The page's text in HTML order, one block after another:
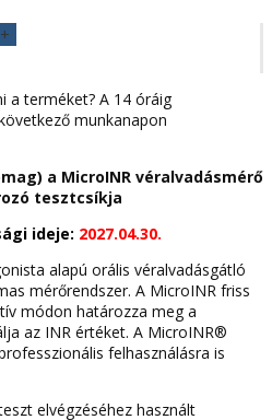
a terméket? A 14 óráig
munkanapon
a MicroINR véralvadásmérő
tesztcsíkja
ideje: 2027.04.30.
alapú orális véralvadásgátló
mérőrendszer. A MicroINR friss
módon határozza meg a
az INR értéket. A MicroINR®
felhasználásra is
elvégzéséhez használt